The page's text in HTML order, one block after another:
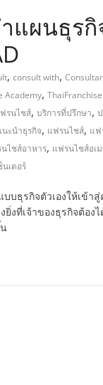
แผนธุรกิ
, consult with,
Academy,
รนไชส์, บริการที่ปรึกษา,
นะนำธุรกิจ, แฟรนไชส์, แฟ
ไชส์อาหาร, แฟรนไชส์อเ
เตอร์
บธุรกิจตัวเองให้เข้า
งที่เจ้าของธุรกิจต้อง